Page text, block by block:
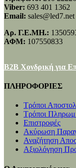
Viber: 693 401 1362
Email: sales@led7.net
Αρ. Γ.Ε.ΜΗ.:
ΑΦΜ: 107550833
B2B Χονδρική για
ΠΛΗΡΟΦΟΡΙΕΣ
Τρόποι
Τρόποι
Επιστροφές
Ακύρωση
Αναζήτηση
Αξιολόγηση